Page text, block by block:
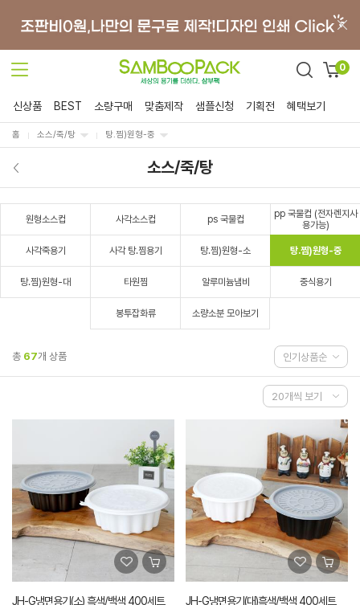
0
신상품 BEST 소량구매 맞춤제작 샘플신청 기획전 혜택보기
홈 소스/죽/탕 탕.찜)원형-중
소스/죽/탕
원형소스컵 사각소스컵 ps 국물컵
pp 국물컵 (전자렌지사
용가능)
사각죽용기 사각 탕.찜용기 탕.찜)원형-소 탕.찜)원형-중
탕.찜)원형-대 타원찜 알루미늄냄비 중식용기
봉투잡화류 소량소분 모아보기
총 67개 상품
JH-G냉면용기(소) 흑색/백색 400세트 JH-G냉면용기(대)흑색/백색 400세트